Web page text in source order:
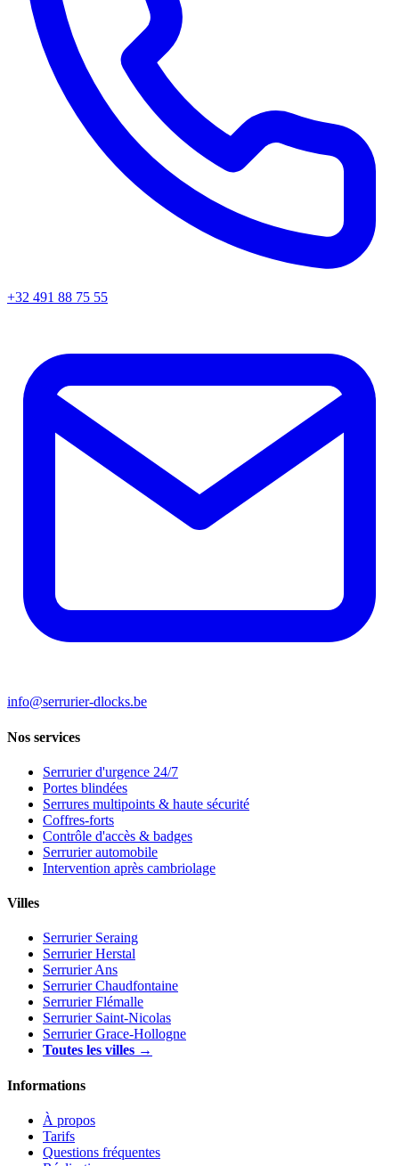
+32 491 88 75 55
info@serrurier-dlocks.be
Nos services
Serrurier d'urgence 24/7
Portes blindées
Serrures multipoints & haute sécurité
Coffres-forts
Contrôle d'accès & badges
Serrurier automobile
Intervention après cambriolage
Villes
Serrurier Seraing
Serrurier Herstal
Serrurier Ans
Serrurier Chaudfontaine
Serrurier Flémalle
Serrurier Saint-Nicolas
Serrurier Grace-Hollogne
Toutes les villes →
Informations
À propos
Tarifs
Questions fréquentes